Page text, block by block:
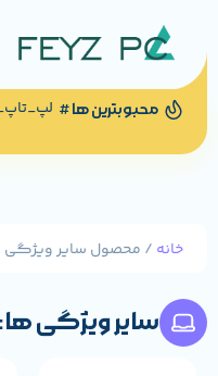
محبوبترین ها
خانه / محصول سایر ویژگی
سایر ویژگی ها: